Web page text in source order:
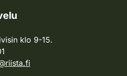
klo 9-15.